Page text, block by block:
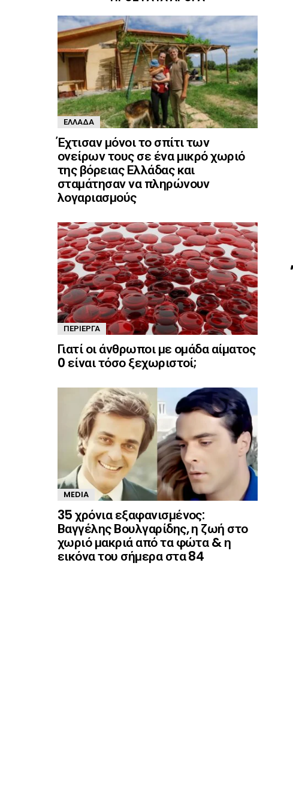
ΕΛΛΆΔΑ
Έχτισαν μόνοι το σπίτι των
ονείρων τους σε ένα μικρό χωριό
της βόρειας Ελλάδας και
σταμάτησαν να πληρώνουν
λογαριασμούς
ΠΕΡΊΕΡΓΑ
Γιατί οι άνθρωποι με ομάδα αίματος
0 είναι τόσο ξεχωριστοί;
MEDIA
35 χρόνια εξαφανισμένος:
Βαγγέλης Βουλγαρίδης, η ζωή στο
χωριό μακριά από τα φώτα & η
εικόνα του σήμερα στα 84